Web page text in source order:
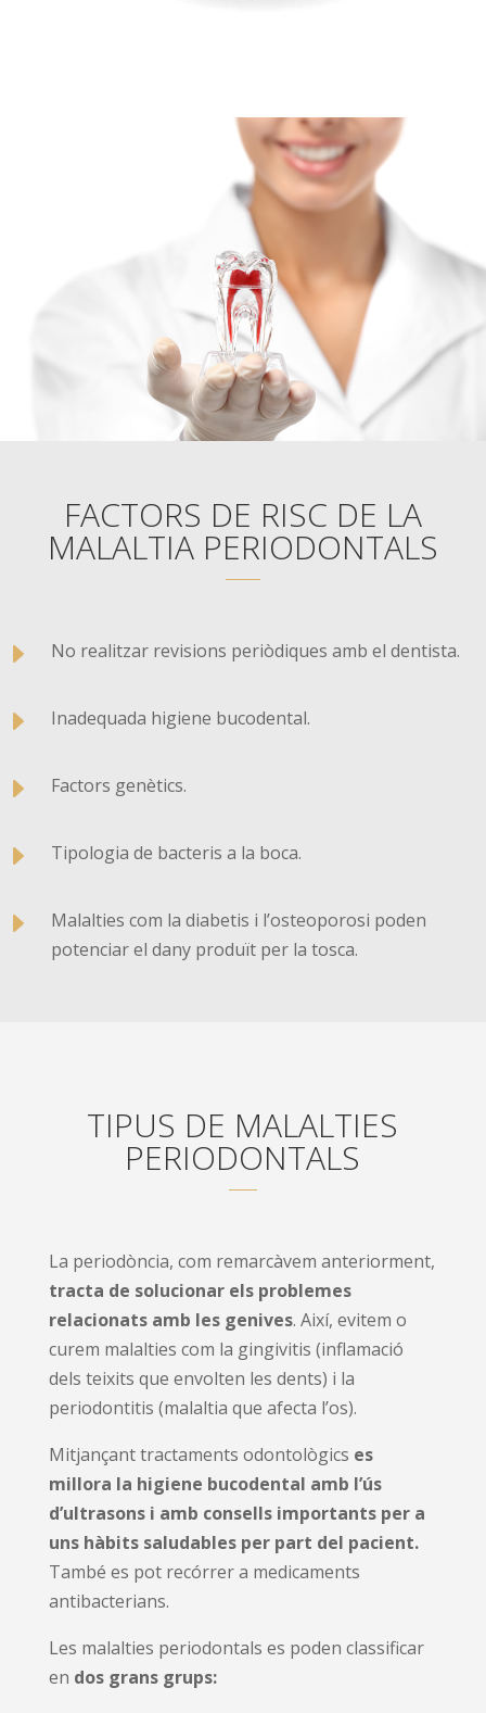
FACTORS DE RISC DE LA
MALALTIA PERIODONTALS
E No realitzar revisions periòdiques amb el dentista.
E Inadequada higiene bucodental.
E Factors genètics.
E Tipologia de bacteris a la boca.
E
Malalties com la diabetis i l’osteoporosi poden
potenciar el dany produït per la tosca.
TIPUS DE MALALTIES
PERIODONTALS
La periodòncia, com remarcàvem anteriorment,
tracta de solucionar els problemes
relacionats amb les genives. Així, evitem o
curem malalties com la gingivitis (inflamació
dels teixits que envolten les dents) i la
periodontitis (malaltia que afecta l’os).
Mitjançant tractaments odontològics es
millora la higiene bucodental amb l’ús
d’ultrasons i amb consells importants per a
uns hàbits saludables per part del pacient.
També es pot recórrer a medicaments
antibacterians.
Les malalties periodontals es poden classificar
en dos grans grups: